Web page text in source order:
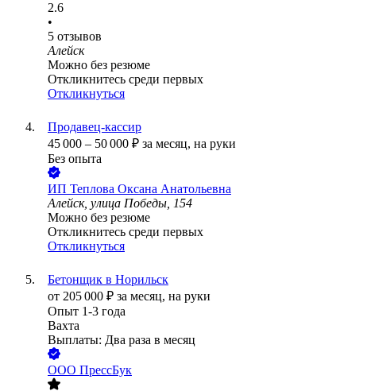
2.6
•
5 отзывов
Алейск
Можно без резюме
Откликнитесь среди первых
Откликнуться
Продавец-кассир
45 000 – 50 000 ₽ за месяц, на руки
Без опыта
ИП Теплова Оксана Анатольевна
Алейск, улица Победы, 154
Можно без резюме
Откликнитесь среди первых
Откликнуться
Бетонщик в Норильск
от 205 000 ₽ за месяц, на руки
Опыт 1-3 года
Вахта
Выплаты: Два раза в месяц
ООО ПрессБук